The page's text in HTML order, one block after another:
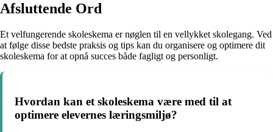
Afsluttende Ord
Et velfungerende skoleskema er nøglen til en vellykket skolegang. Ved
at følge disse bedste praksis og tips kan du organisere og optimere dit
skoleskema for at opnå succes både fagligt og personligt.
Hvordan kan et skoleskema være med til at
optimere elevernes læringsmiljø?